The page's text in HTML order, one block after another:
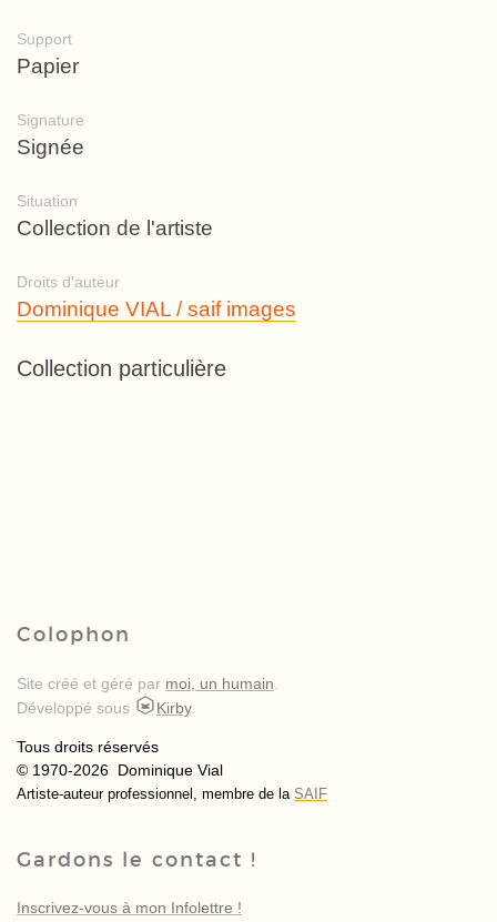
Support
Papier
Signature
Signée
Situation
Collection de l'artiste
Droits d'auteur
Dominique VIAL / saif images
Collection particulière
Colophon
Site créé et géré par moi, un humain
Développé sous
Kirby.
Tous droits réservés
© 1970-2026 Dominique Vial
Artiste-auteur professionnel, membre de la SAIF
Gardons le contact !
Inscrivez-vous à mon Infolettre !